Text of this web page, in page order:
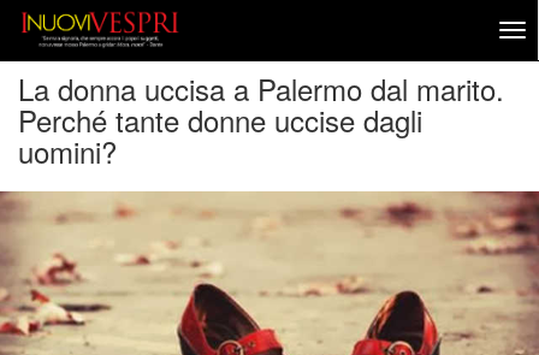
La donna uccisa a Palermo dal marito.
Perché tante donne uccise dagli
uomini?